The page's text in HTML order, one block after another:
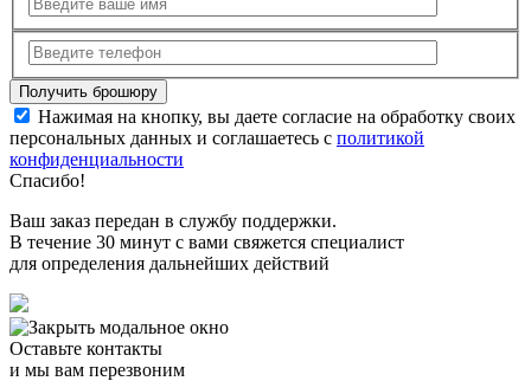
Нажимая на кнопку, вы даете согласие на обработку своих
персональных данных и соглашаетесь с политикой
конфиденциальности
Спасибо!
Ваш заказ передан в службу поддержки.
В течение 30 минут с вами свяжется специалист
для определения дальнейших действий
Оставьте контакты
и мы вам перезвоним